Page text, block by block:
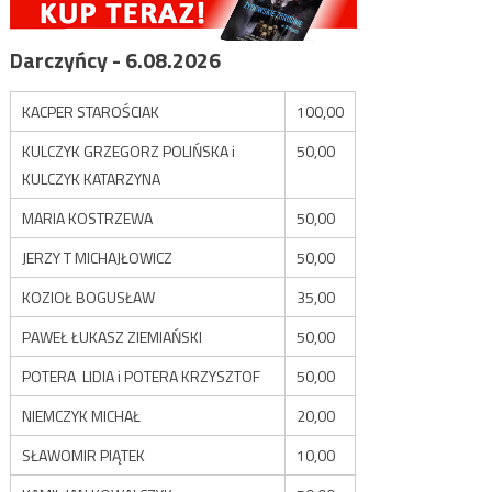
Darczyńcy - 6.08.2026
KACPER STAROŚCIAK
100,00
KULCZYK GRZEGORZ POLIŃSKA i
KULCZYK KATARZYNA
50,00
MARIA KOSTRZEWA
50,00
JERZY T MICHAJŁOWICZ
50,00
KOZIOŁ BOGUSŁAW
35,00
PAWEŁ ŁUKASZ ZIEMIAŃSKI
50,00
POTERA LIDIA i POTERA KRZYSZTOF
50,00
NIEMCZYK MICHAŁ
20,00
SŁAWOMIR PIĄTEK
10,00